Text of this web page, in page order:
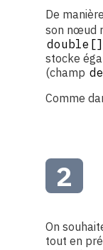
De
son nœud
double[]
stocke
(champ
Comme
2
On
tout en